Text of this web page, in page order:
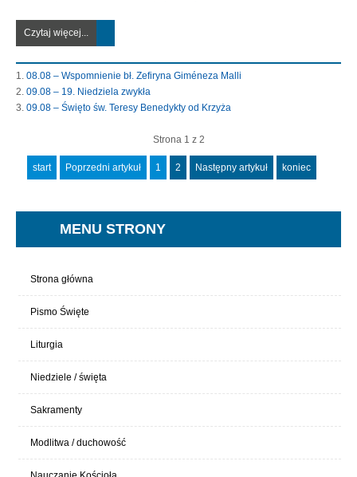
Czytaj więcej...
08.08 – Wspomnienie bł. Zefiryna Giméneza Malli
09.08 – 19. Niedziela zwykła
09.08 – Święto św. Teresy Benedykty od Krzyża
Strona 1 z 2
start Poprzedni artykuł 1 2 Następny artykuł koniec
MENU STRONY
Strona główna
Pismo Święte
Liturgia
Niedziele / święta
Sakramenty
Modlitwa / duchowość